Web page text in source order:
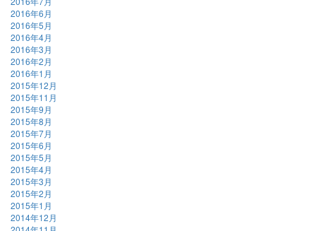
2016年6月
2016年5月
2016年4月
2016年3月
2016年2月
2016年1月
2015年12月
2015年11月
2015年9月
2015年8月
2015年7月
2015年6月
2015年5月
2015年4月
2015年3月
2015年2月
2015年1月
2014年12月